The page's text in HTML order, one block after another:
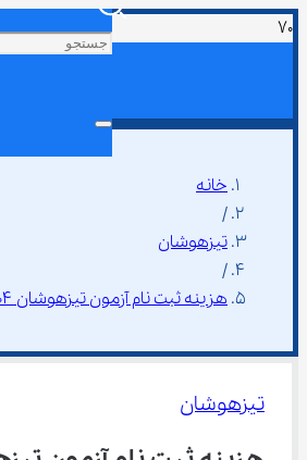
خانه
/
تیزهوشان
/
هزینه ثبت نام آزمون تیزهوشان ۱۴۰۴ – ۱۴۰۵
تیزهوشان